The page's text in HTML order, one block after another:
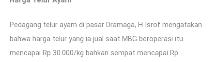
Pedagang telur ayam di pasar Dramaga, H Isrof mengatakan
bahwa harga telur yang ia jual saat MBG beroperasi itu
mencapai Rp 30.000/kg bahkan sempat mencapai Rp